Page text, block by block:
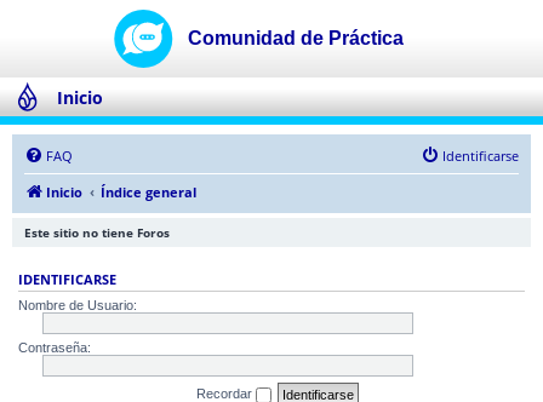
Inicio
FAQ
Identificarse
Inicio
Índice general
Este sitio no tiene Foros
IDENTIFICARSE
Nombre de Usuario:
Contraseña:
Recordar